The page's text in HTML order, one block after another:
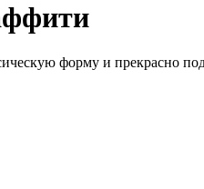
форму и прекрасно